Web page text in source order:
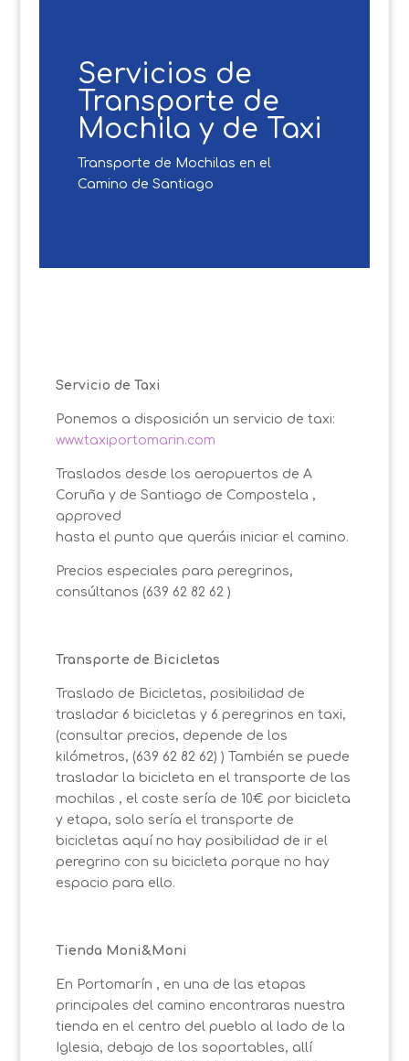
Servicios de
Transporte de
Mochila y de Taxi
Transporte de Mochilas en el
Camino de Santiago
Servicio de Taxi
Ponemos a disposición un servicio de taxi:
www.taxiportomarin.com
Traslados desde los aeropuertos de A
Coruña y de Santiago de Compostela ,
approved
hasta el punto que queráis iniciar el camino.
Precios especiales para peregrinos,
consúltanos (639 62 82 62 )
Transporte de Bicicletas
Traslado de Bicicletas, posibilidad de
trasladar 6 bicicletas y 6 peregrinos en taxi,
(consultar precios, depende de los
kilómetros, (639 62 82 62) ) También se puede
trasladar la bicicleta en el transporte de las
mochilas , el coste sería de 10€ por bicicleta
y etapa, solo sería el transporte de
bicicletas aquí no hay posibilidad de ir el
peregrino con su bicicleta porque no hay
espacio para ello.
Tienda Moni&Moni
En Portomarín , en una de las etapas
principales del camino encontraras nuestra
tienda en el centro del pueblo al lado de la
Iglesia, debajo de los soportables, allí